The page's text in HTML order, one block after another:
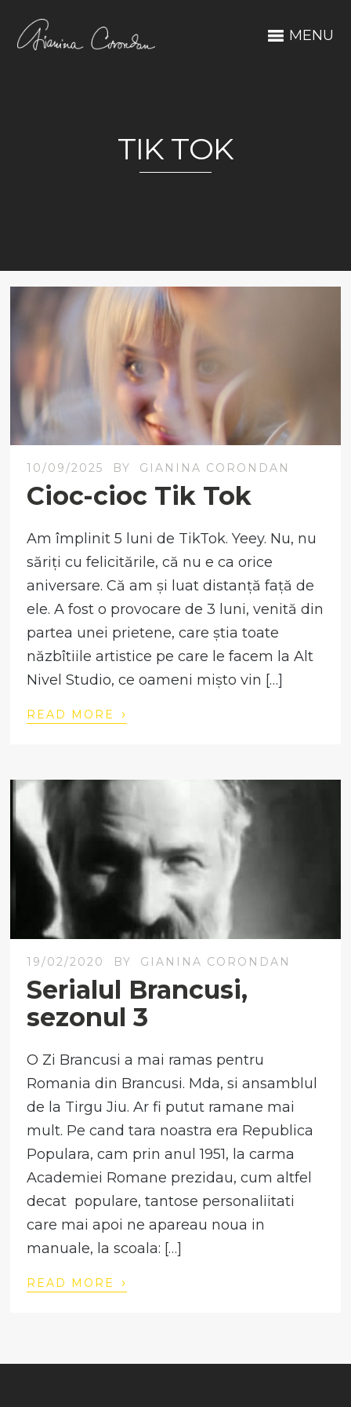
MENU
TIK TOK
10/09/2025 BY GIANINA CORONDAN
Cioc-cioc Tik Tok
Am împlinit 5 luni de TikTok. Yeey. Nu, nu
săriți cu felicitările, că nu e ca orice
aniversare. Că am și luat distanță față de
ele. A fost o provocare de 3 luni, venită din
partea unei prietene, care știa toate
năzbîtiile artistice pe care le facem la Alt
Nivel Studio, ce oameni mișto vin […]
READ MORE ›
19/02/2020 BY GIANINA CORONDAN
Serialul Brancusi,
sezonul 3
O Zi Brancusi a mai ramas pentru
Romania din Brancusi. Mda, si ansamblul
de la Tirgu Jiu. Ar fi putut ramane mai
mult. Pe cand tara noastra era Republica
Populara, cam prin anul 1951, la carma
Academiei Romane prezidau, cum altfel
decat populare, tantose personaliitati
care mai apoi ne apareau noua in
manuale, la scoala: […]
READ MORE ›